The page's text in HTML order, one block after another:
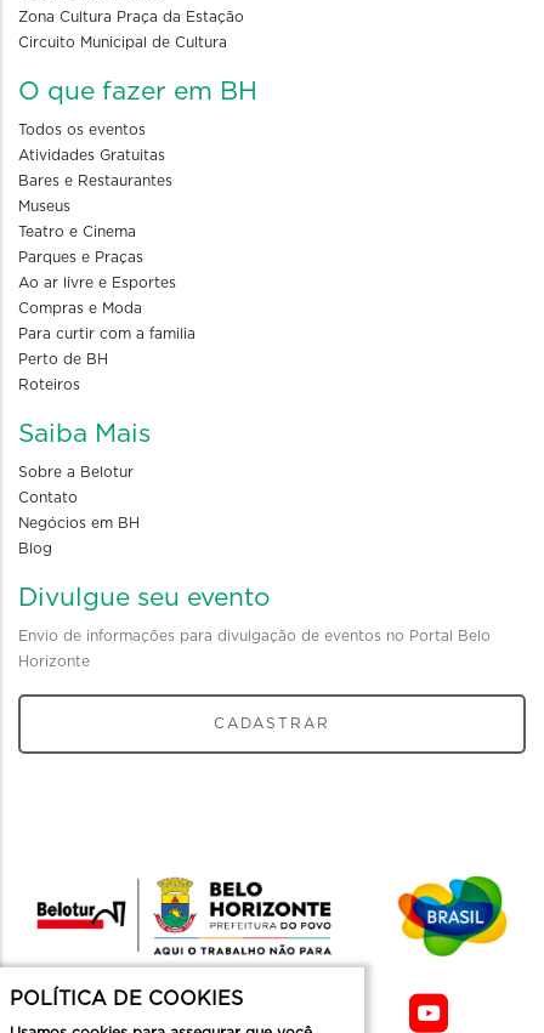
Zona Cultura Praça da Estação
Circuito Municipal de Cultura
O que fazer em BH
Todos os eventos
Atividades Gratuitas
Bares e Restaurantes
Museus
Teatro e Cinema
Parques e Praças
Ao ar livre e Esportes
Compras e Moda
Para curtir com a familia
Perto de BH
Roteiros
Saiba Mais
Sobre a Belotur
Contato
Negócios em BH
Blog
Divulgue seu evento
Envio de informações para divulgação de eventos no Portal Belo
Horizonte
CADASTRAR
POLÍTICA DE COOKIES